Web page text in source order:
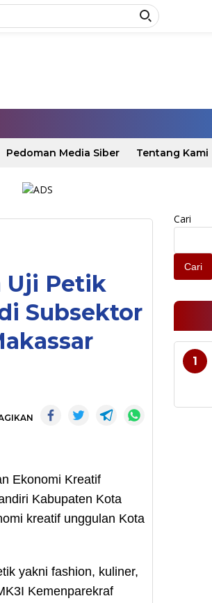
Pedoman Media Siber Tentang Kami
Uji Petik
Subsektor
Ekonomi Kreatif
Kabupaten Kota
kreatif unggulan Kota
yakni fashion, kuliner,
Kemenparekraf
Cari
Cari
1